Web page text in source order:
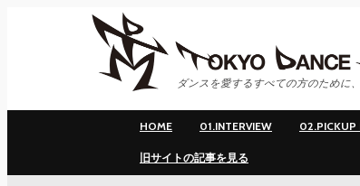
ダンスを愛するすべての方のために
HOME 01.INTERVIEW 02.PICKUP
旧サイトの記事を見る